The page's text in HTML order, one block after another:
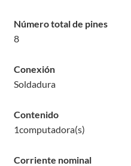
Número total de pines
8
Conexión
Soldadura
Contenido
1computadora(s)
Corriente nominal